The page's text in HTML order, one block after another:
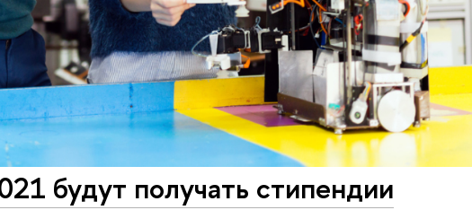
будут получать стипендии